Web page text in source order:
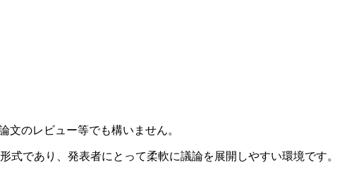
文のレビュー等でも構いません。
式であり、発表者にとって柔軟に議論を展開しやすい環境です。